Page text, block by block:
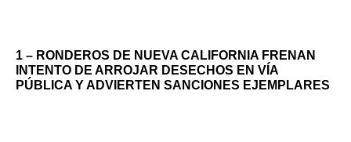
1 – RONDEROS DE NUEVA CALIFORNIA FRENAN
INTENTO DE ARROJAR DESECHOS EN VÍA
PÚBLICA Y ADVIERTEN SANCIONES EJEMPLARES